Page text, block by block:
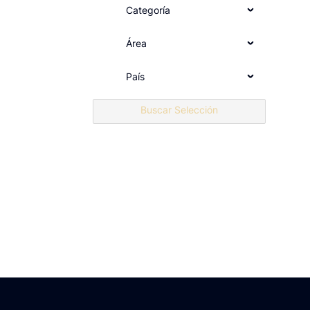
Categoría
Master, especialista y experto
Área
País
Buscar Selección